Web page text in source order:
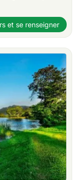
et se renseigner